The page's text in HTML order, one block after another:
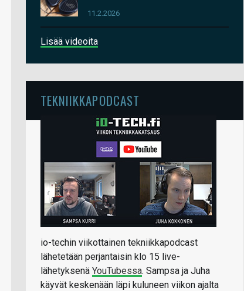
11.2.2026
Lisää videoita
TEKNIIKKAPODCAST
io-techin viikottainen tekniikkapodcast
lähetetään perjantaisin klo 15 live-
lähetyksenä YouTubessa. Sampsa ja Juha
käyvät keskenään läpi kuluneen viikon ajalta